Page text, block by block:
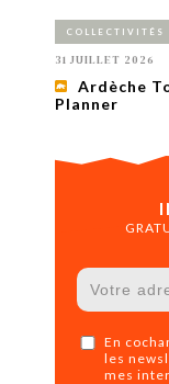
COLLECTIVITÉS
31 JUILLET 2026
Ardèche
Planner
En
les
mes